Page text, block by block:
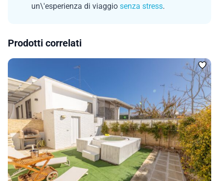
un\'esperienza di viaggio senza stress.
Prodotti correlati